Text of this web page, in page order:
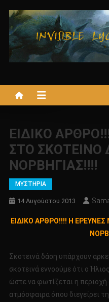
στο
περιεχόμενο
ΕΙΔΙΚΟ
ΣΤΟ ΣΚΟΤΕΙΝΟ
ΝΟΡΒΗΓΙΑΣ!!!!
ΜΥΣΤΗΡΙΑ
14 Αυγούστου 2013
ΕΙΔΙΚΟ ΑΡΘΡΟ!!!! Η
Σκοτεινά δάση υπάρχουν
σκοτεινά εννοούμε ότι ο
ώστε να φωτίζεται η περιοχή
ατμόσφαιρα όπου διεγείρει